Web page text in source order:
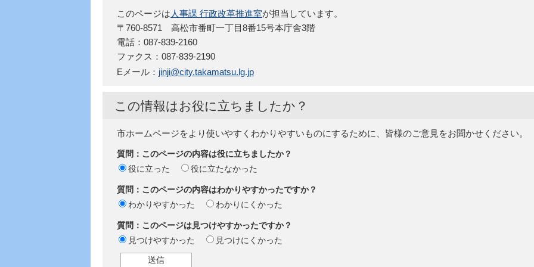
このページは 人事課 行政改革推進室が担当しています。
〒760-8571 高松市番町一丁目8番15号本庁舎3階
電話：087-839-2160
ファクス：087-839-2190
Eメール： jinji@city.takamatsu.lg.jp
この情報はお役に立ちましたか？
市ホームページをより使いやすくわかりやすいものにするために、皆様のご意見をお聞かせください。
質問：このページの内容は役に立ちましたか？
役に立った
役に立たなかった
質問：このページの内容はわかりやすかったですか？
わかりやすかった
わかりにくかった
質問：このページは見つけやすかったですか？
見つけやすかった
見つけにくかった